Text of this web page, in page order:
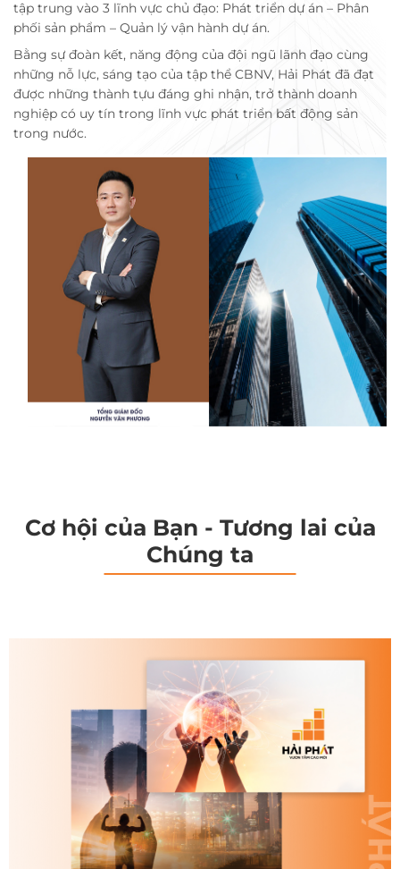
tập trung vào 3 lĩnh vực chủ đạo: Phát triển dự án – Phân
phối sản phẩm – Quản lý vận hành dự án.
Bằng sự đoàn kết, năng động của đội ngũ lãnh đạo cùng
những nỗ lực, sáng tạo của tập thể CBNV, Hải Phát đã đạt
được những thành tựu đáng ghi nhận, trở thành doanh
nghiệp có uy tín trong lĩnh vực phát triển bất động sản
trong nước.
Cơ hội của Bạn - Tương lai của
Chúng ta